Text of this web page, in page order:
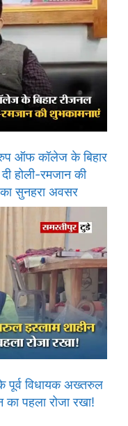
ऑफ कॉलेज के बिहार
होली-रमजान की
सुनहरा अवसर
विधायक अख्तरुल
पहला रोजा रखा!